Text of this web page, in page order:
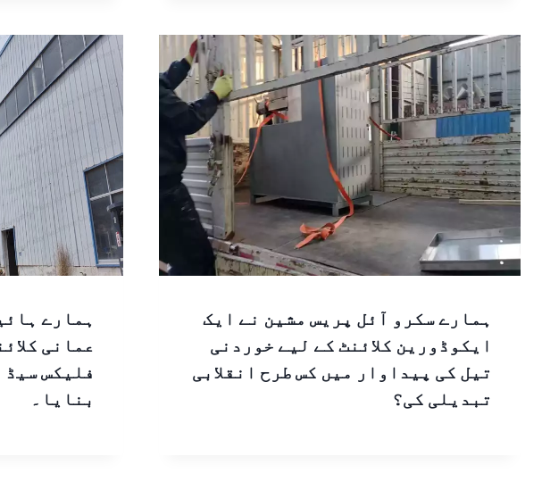
ہمارے سکرو آئل پریس مشین نے ایک
ایکوڈورین کلائنٹ کے لیے خوردنی
تیل کی پیداوار میں کس طرح انقلابی
تبدیلی کی؟
ہمارے
عمانی
فلیکس
بنایا۔